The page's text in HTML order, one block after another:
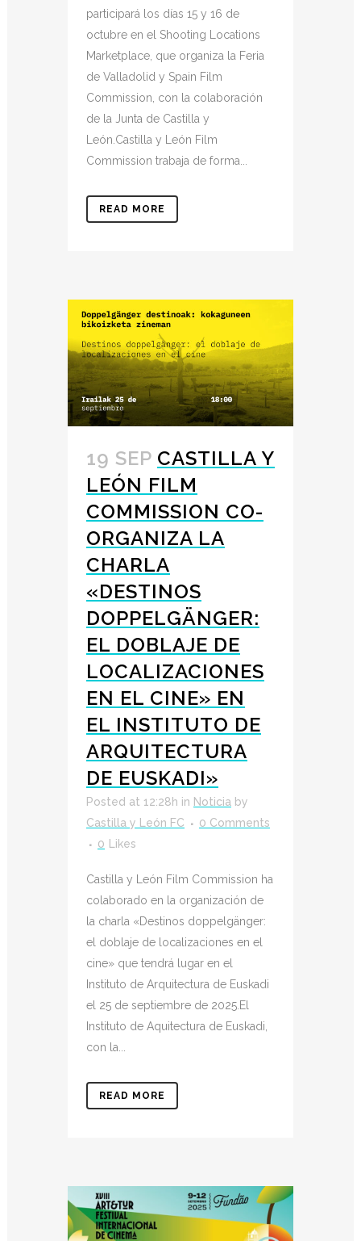
participará los días 15 y 16 de
octubre en el Shooting Locations
Marketplace, que organiza la Feria
de Valladolid y Spain Film
Commission, con la colaboración
de la Junta de Castilla y
León.Castilla y León Film
Commission trabaja de forma...
READ MORE
19 SEP CASTILLA Y
LEÓN FILM
COMMISSION CO-
ORGANIZA LA
CHARLA
«DESTINOS
DOPPELGÄNGER:
EL DOBLAJE DE
LOCALIZACIONES
EN EL CINE» EN
EL INSTITUTO DE
ARQUITECTURA
DE EUSKADI»
Posted at 12:28h in Noticia by
Castilla y León FC
0 Comments
0
Likes
Castilla y León Film Commission ha
colaborado en la organización de
la charla «Destinos doppelgänger:
el doblaje de localizaciones en el
cine» que tendrá lugar en el
Instituto de Arquitectura de Euskadi
el 25 de septiembre de 2025.El
Instituto de Aquitectura de Euskadi,
con la...
READ MORE